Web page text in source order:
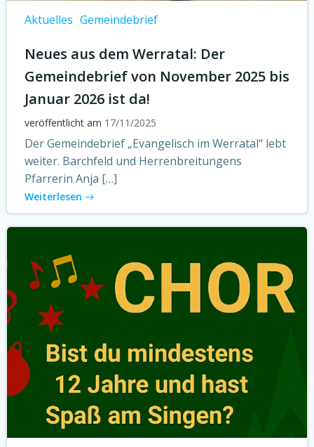
Aktuelles Gemeindebrief
Neues aus dem Werratal: Der
Gemeindebrief von November 2025 bis
Januar 2026 ist da!
veröffentlicht am 17/11/2025
Der Gemeindebrief „Evangelisch im Werratal“ lebt
weiter. Barchfeld und Herrenbreitungens
Pfarrerin Anja […]
Weiterlesen